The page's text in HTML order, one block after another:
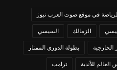
في موقع صوت العرب نيوز
الزمالك السيسي
الخارجية بطولة الدوري الممتاز
للأندية ترامب